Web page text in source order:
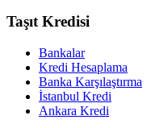
Taşıt Kredisi
Bankalar
Kredi Hesaplama
Banka Karşılaştırma
İstanbul Kredi
Ankara Kredi